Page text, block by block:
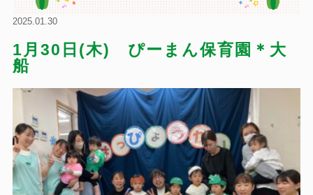
2025.01.30
1月30日(木) ぴーまん保育園＊大
船